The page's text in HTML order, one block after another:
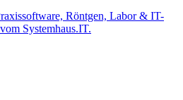
Röntgen, Labor & IT-
Systemhaus.IT.